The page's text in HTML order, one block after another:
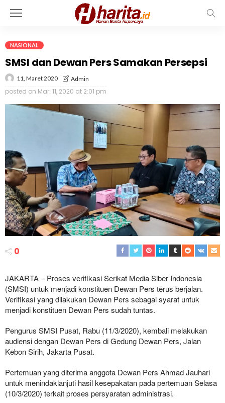
NASIONAL
SMSI dan Dewan Pers Samakan Persepsi
11, Maret 2020 Admin
posted on Mar. 11, 2020 at 2:01 pm
0
JAKARTA – Proses verifikasi Serikat Media Siber Indonesia
(SMSI) untuk menjadi konstituen Dewan Pers terus berjalan.
Verifikasi yang dilakukan Dewan Pers sebagai syarat untuk
menjadi konstituen Dewan Pers sudah tuntas.
Pengurus SMSI Pusat, Rabu (11/3/2020), kembali melakukan
audiensi dengan Dewan Pers di Gedung Dewan Pers, Jalan
Kebon Sirih, Jakarta Pusat.
Pertemuan yang diterima anggota Dewan Pers Ahmad Jauhari
untuk menindaklanjuti hasil kesepakatan pada pertemuan Selasa
(10/3/2020) terkait proses persyaratan administrasi.